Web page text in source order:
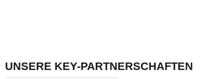
UNSERE KEY-PARTNERSCHAFTEN